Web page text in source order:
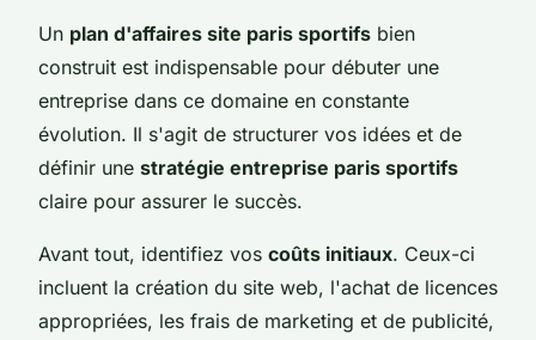
Un plan d'affaires site paris sportifs bien
construit est indispensable pour débuter une
entreprise dans ce domaine en constante
évolution. Il s'agit de structurer vos idées et de
définir une stratégie entreprise paris sportifs
claire pour assurer le succès.
Avant tout, identifiez vos coûts initiaux. Ceux-ci
incluent la création du site web, l'achat de licences
appropriées, les frais de marketing et de publicité,